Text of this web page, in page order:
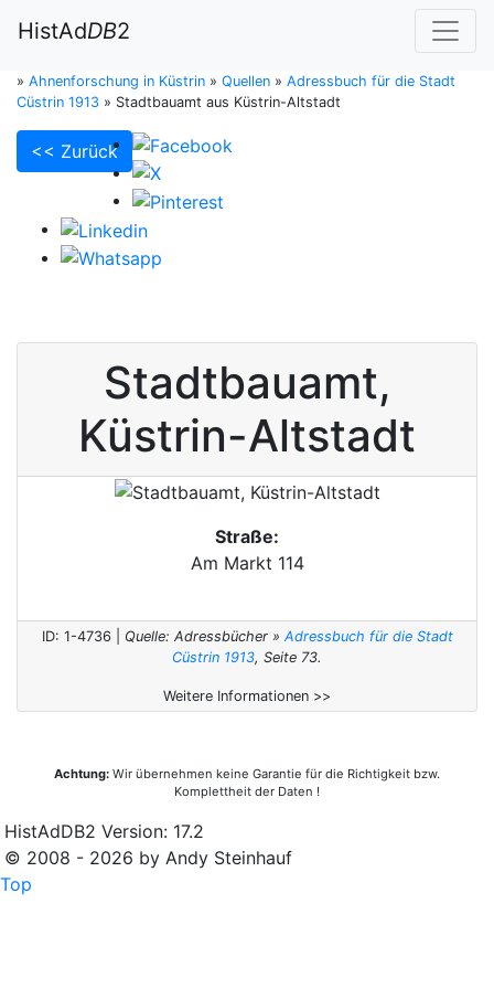
HistAdDB2
» Ahnenforschung in Küstrin » Quellen » Adressbuch für die Stadt
Cüstrin 1913 » Stadtbauamt aus Küstrin-Altstadt
<< Zurück
Stadtbauamt,
Küstrin-Altstadt
Straße:
Am Markt 114
ID: 1-4736 | Quelle: Adressbücher » Adressbuch für die Stadt
Cüstrin 1913, Seite 73.
Weitere Informationen >>
Achtung: Wir übernehmen keine Garantie für die Richtigkeit bzw.
Komplettheit der Daten !
HistAdDB2 Version: 17.2
© 2008 - 2026 by Andy Steinhauf
Top